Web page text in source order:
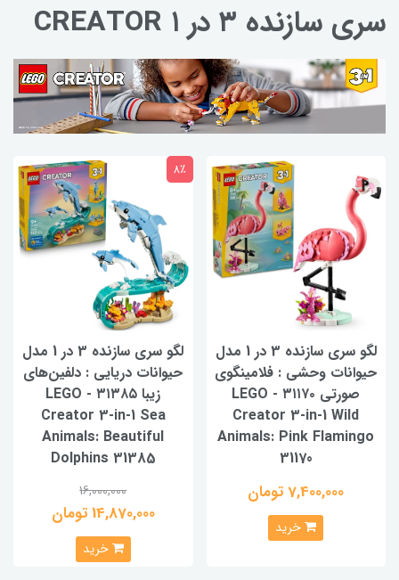
سری سازنده ۳ در ۱ CREATOR
لگو سری سازنده 3 در 1 مدل
حیوانات وحشی : فلامینگوی
صورتی ۳۱۱۷۰ - LEGO
Creator 3-in-1 Wild
Animals: Pink Flamingo
31170
7,400,000 تومان
خرید
لگو سری سازنده 3 در 1 مدل
حیوانات دریایی : دلفین‌های
زیبا ۳۱۳۸۵ - LEGO
Creator 3-in-1 Sea
Animals: Beautiful
Dolphins 31385
16,000,000
14,870,000 تومان
8٪
خرید